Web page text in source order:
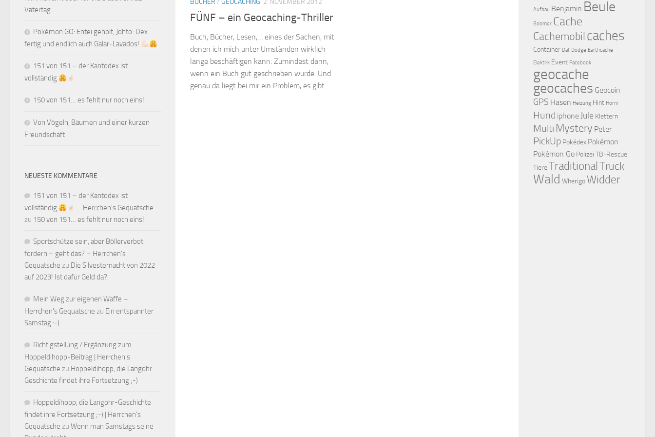
FÜNF – ein Geocaching-Thriller
Buch, Bücher, Lesen,… eines der Sachen, mit
denen ich mich unter Umständen wirklich
lange beschäftigen kann. Zumindest dann,
wenn ein Buch gut geschrieben wurde. Und
genau da liegt bei mir ein Problem, es gibt...
Vatertag…
Pokémon GO: Entei geholt, Johto-Dex
fertig und endlich auch Galar-Lavados!
151 von 151 – der Kantodex ist
vollständig
150 von 151… es fehlt nur noch eins!
Von Vögeln, Bäumen und einer kurzen
Freundschaft
NEUESTE KOMMENTARE
151 von 151 – der Kantodex ist
vollständig
– Herrchen's Gequatsche
zu 150 von 151… es fehlt nur noch eins!
Sportschütze sein, aber Böllerverbot
fordern – geht das? – Herrchen's
Gequatsche zu Die Silvesternacht von 2022
auf 2023! Ist dafür Geld da?
Mein Weg zur eigenen Waffe –
Herrchen's Gequatsche zu Ein entspannter
Samstag :-)
Richtigstellung / Ergänzung zum
Hoppeldihopp-Beitrag | Herrchen's
Gequatsche zu Hoppeldihopp, die Langohr-
Geschichte findet ihre Fortsetzung ;-)
Hoppeldihopp, die Langohr-Geschichte
findet ihre Fortsetzung ;-) | Herrchen's
Gequatsche zu Wenn man Samstags seine
Aufbau Benjamin Beule
Boomer Cache
Cachemobil caches
Container Daf Dodge Earthcache
Elektrik Event Facebook
geocache
geocaches Geocoin
GPS Hasen Heizung Hint Horni
Hund iphone Jule Klettern
Multi Mystery Peter
PickUp Pokédex Pokémon
Pokémon Go Polizei TB-Rescue
TiereTraditional Truck
Wald Wherigo Widder